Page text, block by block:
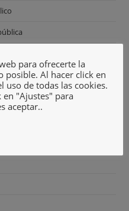
para ofrecerte la
posible. Al hacer click en
uso de todas las cookies.
en "Ajustes" para
aceptar..